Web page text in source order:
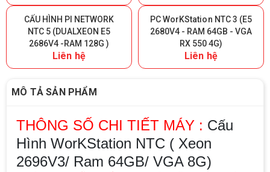
CẤU HÌNH PI NETWORK
NTC 5 (DUALXEON E5
2686V4 -RAM 128G )
Liên hệ
PC WorKStation NTC 3 (E5
2680V4 - RAM 64GB - VGA
RX 550 4G)
Liên hệ
MÔ TẢ SẢN PHẨM
THÔNG SỐ CHI TIẾT MÁY : Cấu
Hình WorKStation NTC ( Xeon
2696V3/ Ram 64GB/ VGA 8G)